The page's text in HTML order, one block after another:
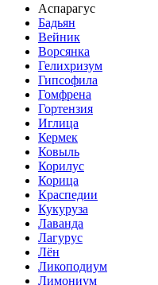
Аспарагус
Бадьян
Вейник
Ворсянка
Гелихризум
Гипсофила
Гомфрена
Гортензия
Иглица
Кермек
Ковыль
Корилус
Корица
Краспедии
Кукуруза
Лаванда
Лагурус
Лён
Ликоподиум
Лимониум